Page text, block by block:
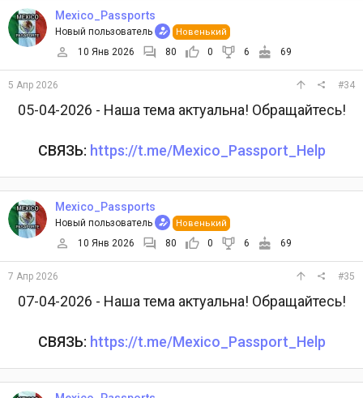
Mexico_Passports
Новый пользователь Новенький
10 Янв 2026 80 0 6 69
5 Апр 2026 #34
05-04-2026 - Наша тема актуальна! Обращайтесь!
СВЯЗЬ: https://t.me/Mexico_Passport_Help
Mexico_Passports
Новый пользователь Новенький
10 Янв 2026 80 0 6 69
7 Апр 2026 #35
07-04-2026 - Наша тема актуальна! Обращайтесь!
СВЯЗЬ: https://t.me/Mexico_Passport_Help